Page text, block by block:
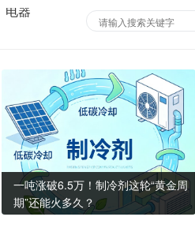
电器
一吨涨破6.5万！制冷剂这轮“黄金周
期”还能火多久？